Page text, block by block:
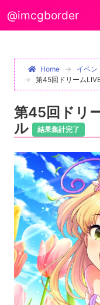
@imcgborder
Home
イベン
第45回ドリーム
第45回ドリ
ル
結果集計完了